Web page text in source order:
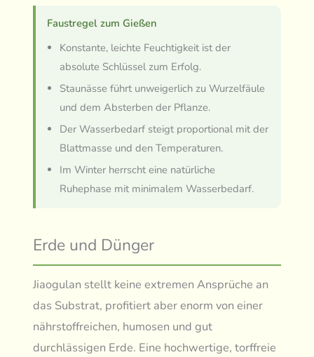
Faustregel zum Gießen
Konstante, leichte Feuchtigkeit ist der
absolute Schlüssel zum Erfolg.
Staunässe führt unweigerlich zu Wurzelfäule
und dem Absterben der Pflanze.
Der Wasserbedarf steigt proportional mit der
Blattmasse und den Temperaturen.
Im Winter herrscht eine natürliche
Ruhephase mit minimalem Wasserbedarf.
Erde und Dünger
Jiaogulan stellt keine extremen Ansprüche an
das Substrat, profitiert aber enorm von einer
nährstoffreichen, humosen und gut
durchlässigen Erde. Eine hochwertige, torffreie